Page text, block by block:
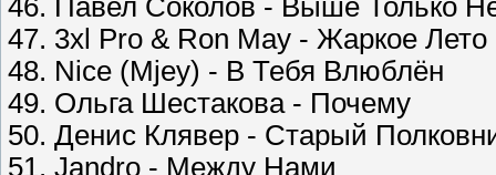
46. Павел Соколов - Выше Только
47. 3xl Pro & Ron May - Жаркое Лето
48. Nice (Mjey) - В Тебя Влюблён
49. Ольга Шестакова - Почему
50. Денис Клявер - Старый
51. Jandro - Между Нами